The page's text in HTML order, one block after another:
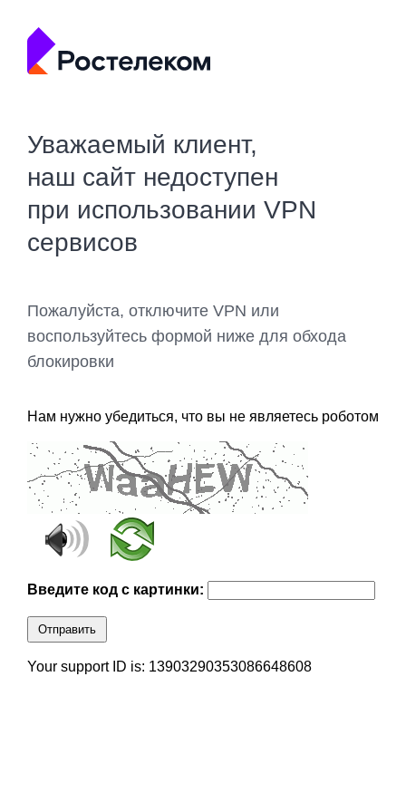
Уважаемый клиент,
наш сайт недоступен
при использовании VPN
сервисов
Пожалуйста, отключите VPN или
воспользуйтесь формой ниже для обхода
блокировки
Нам нужно убедиться, что вы не являетесь роботом
Введите код с картинки:
Отправить
Your support ID is: 13903290353086648608